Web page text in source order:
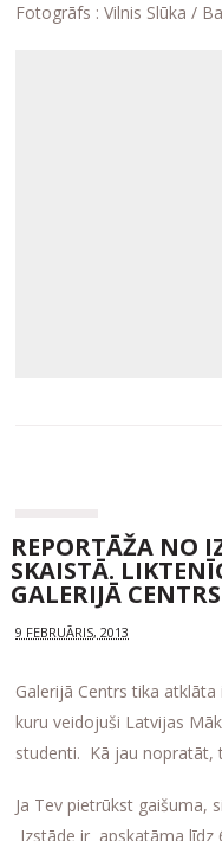
Fotogrāfs : Vilnis Slūka /
REPORTĀŽA NO
SKAISTĀ.
GALERIJĀ CENTRS
9 FEBRUĀRIS, 2013
Galerijā Centrs tika atklāta
kuru veidojuši Latvijas
studenti. Kā jau nopratāt,
Ja Tev pietrūkst gaišuma,
Izstāde ir apskatāma līdz